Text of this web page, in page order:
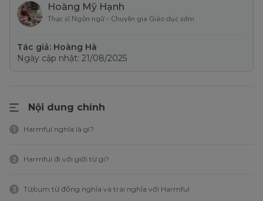
Hoàng Mỹ Hạnh
Thạc sĩ Ngôn ngữ - Chuyên gia Giáo dục sớm
Tác giả: Hoàng Hà
Ngày cập nhật: 21/08/2025
Nội dung chính
1 Harmful nghĩa là gì?
2 Harmful đi với giới từ gì?
3 Từ/cụm từ đồng nghĩa và trái nghĩa với Harmful